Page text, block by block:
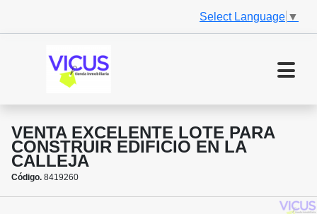
Select Language ▼
VENTA EXCELENTE LOTE PARA
CONSTRUIR EDIFICIO EN LA
CALLEJA
Código. 8419260